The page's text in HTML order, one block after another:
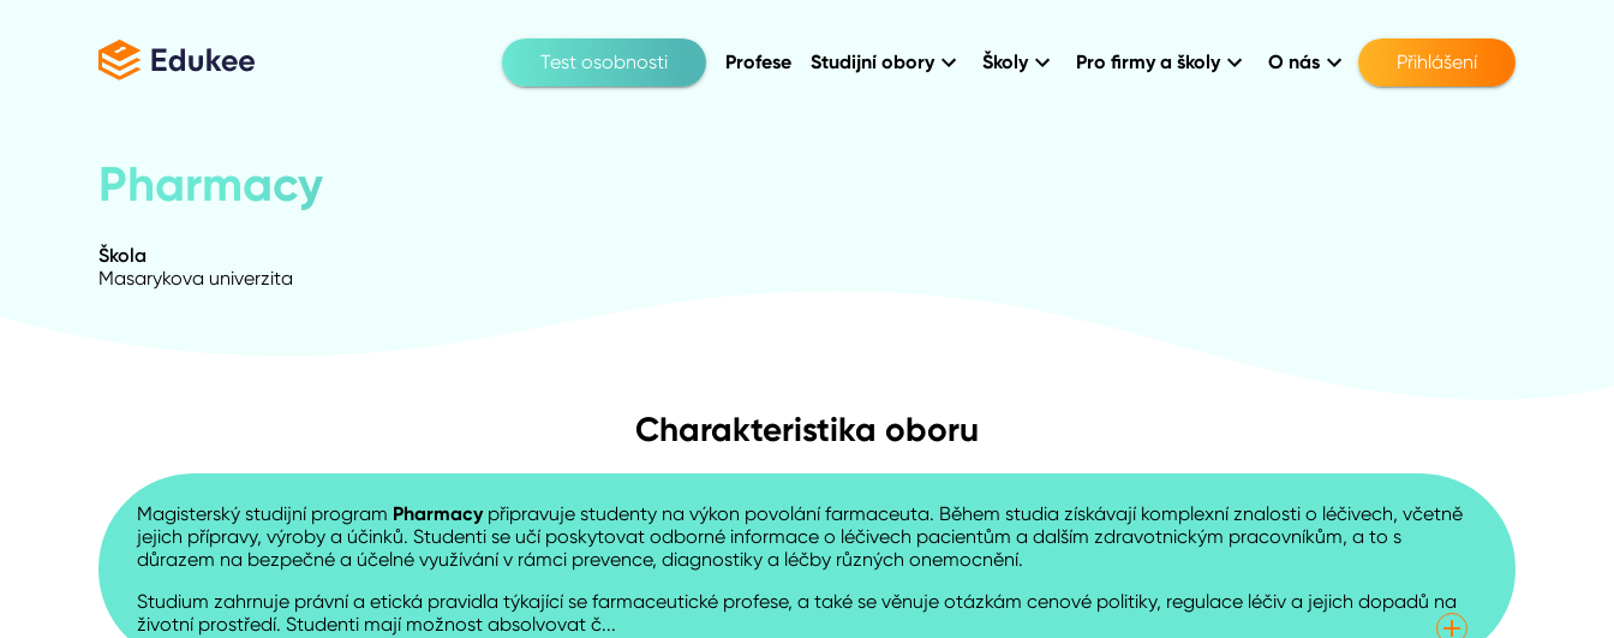
Test osobnosti Profese Studijní obory Školy Pro firmy a školy O nás Přihlášení
Pharmacy
Škola
Masarykova univerzita
Charakteristika oboru
Magisterský studijní program Pharmacypřipravuje studenty na výkon povolání farmaceuta. Během studia získávají komplexní znalosti o léčivech, včetně
jejich přípravy, výroby a účinků. Studenti se učí poskytovat odborné informace o léčivech pacientům a dalším zdravotnickým pracovníkům, a to s
důrazem na bezpečné a účelné využívání v rámci prevence, diagnostiky a léčby různých onemocnění.
Studium zahrnuje právní a etická pravidla týkající se farmaceutické profese, a také se věnuje otázkám cenové politiky, regulace léčiv a jejich dopadů na
životní prostředí. Studenti mají možnost absolvovat č...